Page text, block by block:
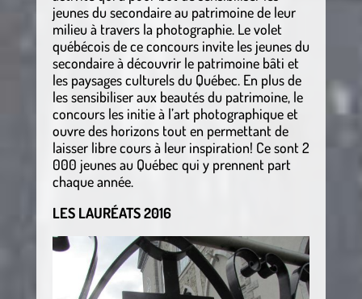
jeunes du secondaire au patrimoine de leur
milieu à travers la photographie. Le volet
québécois de ce concours invite les jeunes du
secondaire à découvrir le patrimoine bâti et
les paysages culturels du Québec. En plus de
les sensibiliser aux beautés du patrimoine, le
concours les initie à l’art photographique et
ouvre des horizons tout en permettant de
laisser libre cours à leur inspiration! Ce sont 2
000 jeunes au Québec qui y prennent part
chaque année.
LES LAURÉATS 2016